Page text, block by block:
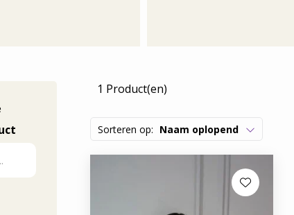
1 Product(en)
Sorteren op: Naam oplopend